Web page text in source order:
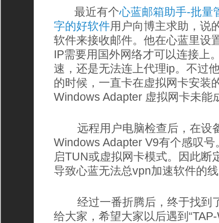
最近有个心蓝邮箱助手-批量
字的好软件用户向博主求助，说
软件来接收邮件。他在心蓝里设
IP需要用国外网络才可以连接上
速，还是无法连上代理ip。不过
的时候，一直卡在虚拟网卡安装
Windows Adapter 虚拟网卡未能
远程用户电脑检查后，在设
Windows Adapter V9有个感叹
启TUN或虚拟网卡模式。因此断
导致心蓝无法总vpn加速软件的
经过一番折腾后，终于找到
给大家，希望大家以后遇到